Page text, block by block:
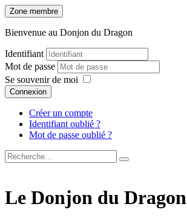
Zone membre
Bienvenue au Donjon du Dragon
Identifiant
Mot de passe
Se souvenir de moi
Connexion
Créer un compte
Identifiant oublié ?
Mot de passe oublié ?
Le Donjon du Dragon